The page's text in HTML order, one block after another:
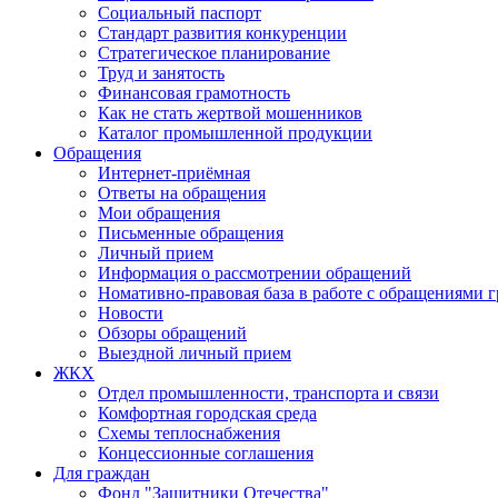
Социальный паспорт
Стандарт развития конкуренции
Стратегическое планирование
Труд и занятость
Финансовая грамотность
Как не стать жертвой мошенников
Каталог промышленной продукции
Обращения
Интернет-приёмная
Ответы на обращения
Мои обращения
Письменные обращения
Личный прием
Информация о рассмотрении обращений
Номативно-правовая база в работе с обращениями
Новости
Обзоры обращений
Выездной личный прием
ЖКХ
Отдел промышленности, транспорта и связи
Комфортная городская среда
Схемы теплоснабжения
Концессионные соглашения
Для граждан
Фонд "Защитники Отечества"